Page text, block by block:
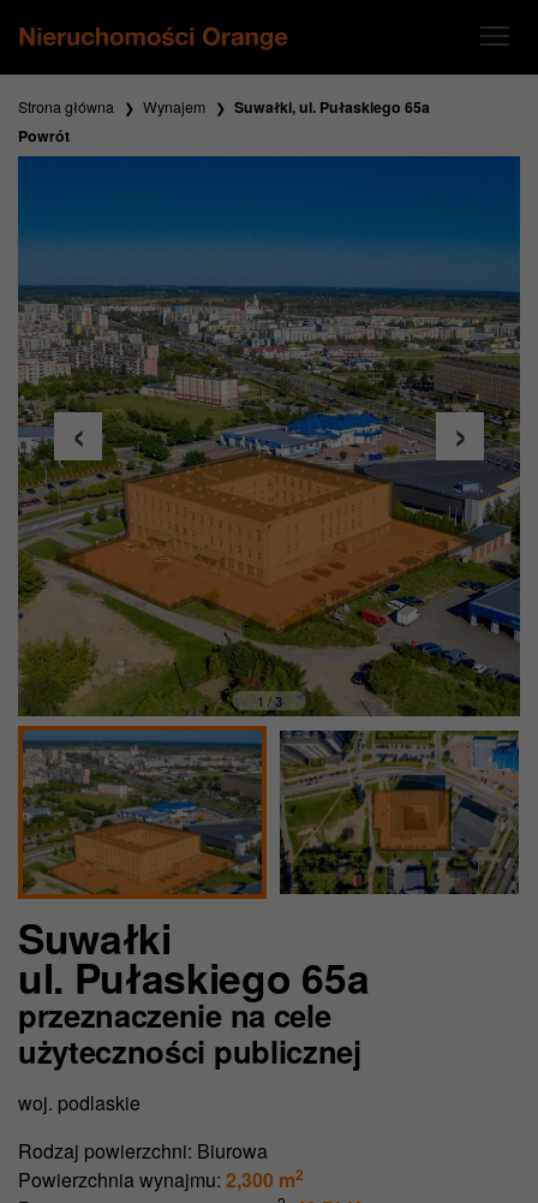
Strona główna Wynajem
Suwałki, ul. Pułaskiego 65a
Powrót
Suwałki
ul. Pułaskiego 65a
przeznaczenie na cele
użyteczności publicznej
woj. podlaskie
Rodzaj powierzchni: Biurowa
Powierzchnia wynajmu: 2,300 m2
1 / 3